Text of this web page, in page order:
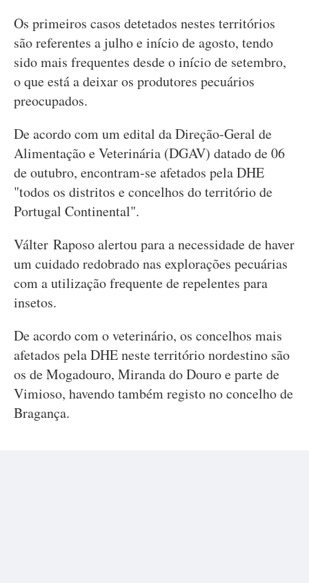
Os primeiros casos detetados nestes territórios
são referentes a julho e início de agosto, tendo
sido mais frequentes desde o início de setembro,
o que está a deixar os produtores pecuários
preocupados.
De acordo com um edital da Direção-Geral de
Alimentação e Veterinária (DGAV) datado de 06
de outubro, encontram-se afetados pela DHE
"todos os distritos e concelhos do território de
Portugal Continental".
Válter Raposo alertou para a necessidade de haver
um cuidado redobrado nas explorações pecuárias
com a utilização frequente de repelentes para
insetos.
De acordo com o veterinário, os concelhos mais
afetados pela DHE neste território nordestino são
os de Mogadouro, Miranda do Douro e parte de
Vimioso, havendo também registo no concelho de
Bragança.